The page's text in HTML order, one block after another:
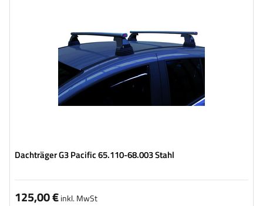
Dachträger G3 Pacific 65.110-68.003 Stahl
125,00 €inkl. MwSt